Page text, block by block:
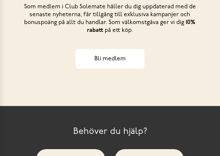
Som medlem i Club Solemate håller du dig uppdaterad med de
senaste nyheterna, får tillgång till exklusiva kampanjer och
bonuspoäng på allt du handlar. Som välkomstgåva ger vi dig10%
rabattpå ett köp.
Bli medlem
Behöver du hjälp?